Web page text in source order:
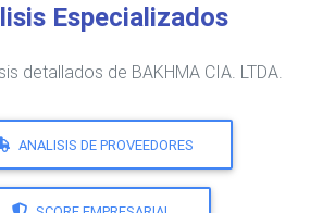
Especializados
detallados de BAKHMA CIA. LTDA.
ANALISIS DE PROVEEDORES